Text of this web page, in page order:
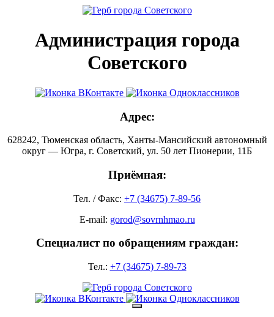
Администрация города
Советского
Адрес:
628242, Тюменская область, Ханты-Мансийский автономный
округ — Югра, г. Советский, ул. 50 лет Пионерии, 11Б
Приёмная:
Тел. / Факс: +7 (34675) 7-89-56
E-mail: gorod@sovrnhmao.ru
Специалист по обращениям граждан:
Тел.: +7 (34675) 7-89-73